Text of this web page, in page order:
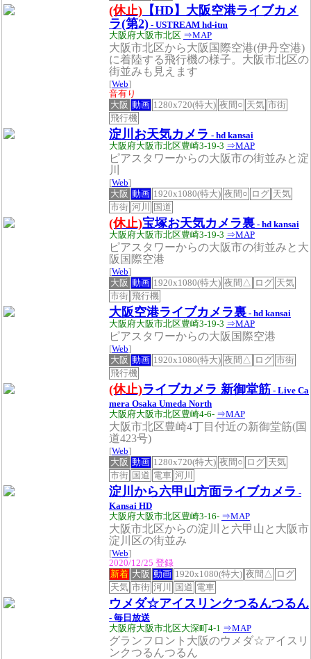
(休止) 【HD】大阪空港ライブカメ
ラ(第2) - USTREAM hd-itm
大阪府大阪市北区 ⇒MAP
大阪市北区から大阪国際空港(伊丹空港)
に着陸する飛行機の様子。大阪市北区の
街並みも見えます
[Web]
音有り
大阪 動画 1280x720(特大) 夜間○ 天気 市街
飛行機
淀川お天気カメラ - hd kansai
大阪府大阪市北区豊崎3-19-3 ⇒MAP
ピアスタワーからの大阪市の街並みと淀
川
[Web]
大阪 動画 1920x1080(特大) 夜間○ ログ 天気
市街 河川 国道
(休止)宝塚お天気カメラ裏 - hd kansai
大阪府大阪市北区豊崎3-19-3 ⇒MAP
ピアスタワーからの大阪市の街並みと大
阪国際空港
[Web]
大阪 動画 1920x1080(特大) 夜間△ ログ 天気
市街 飛行機
大阪空港ライブカメラ裏 - hd kansai
大阪府大阪市北区豊崎3-19-3 ⇒MAP
ピアスタワーからの大阪国際空港
[Web]
大阪 動画 1920x1080(特大) 夜間△ ログ 市街
飛行機
(休止)ライブカメラ 新御堂筋 - Live Ca
mera Osaka Umeda North
大阪府大阪市北区豊崎4-6- ⇒MAP
大阪市北区豊崎4丁目付近の新御堂筋(国
道423号)
[Web]
大阪 動画 1280x720(特大) 夜間○ ログ 天気
市街 国道 電車 河川
淀川から六甲山方面ライブカメラ -
Kansai HD
大阪府大阪市北区豊崎3-16- ⇒MAP
大阪市北区からの淀川と六甲山と大阪市
淀川区の街並み
[Web]
2020/12/25 登録
新着 大阪 動画 1920x1080(特大) 夜間△ ログ
天気 市街 河川 国道 電車
ウメダ☆アイスリンクつるんつるん
- 毎日放送
大阪府大阪市北区大深町4-1 ⇒MAP
グランフロント大阪のウメダ☆アイスリ
ンクつるんつるん